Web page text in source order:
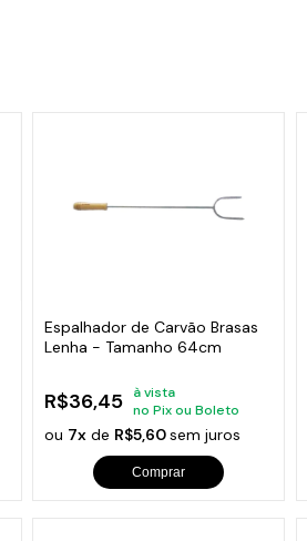
Espalhador de Carvão Brasas
Lenha - Tamanho 64cm
R$36,45
à vista
no Pix ou Boleto
ou 7x de R$5,60sem juros
Comprar